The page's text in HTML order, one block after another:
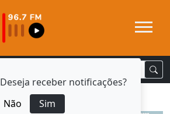
Deseja receber notificações?
Não
Sim